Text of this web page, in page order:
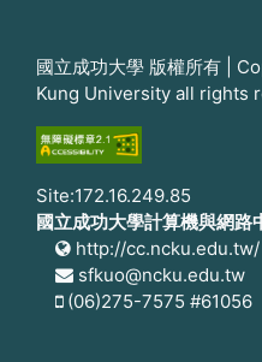
國立成功大學 版權所有 |
Kung University all rights
Site:172.16.249.85
國立成功大學計算機與網路
http://cc.ncku.edu.tw/
sfkuo@ncku.edu.tw
(06)275-7575 #61056